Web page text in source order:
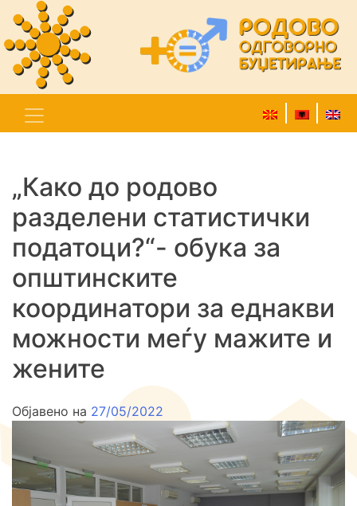
„Како до родово
разделени статистички
податоци?“- обука за
општинските
координатори за еднакви
можности меѓу мажите и
жените
Објавено на 27/05/2022